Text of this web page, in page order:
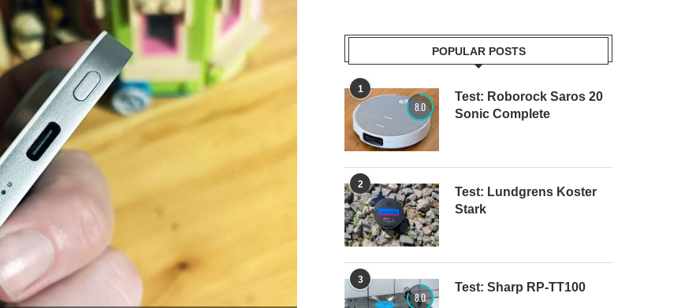
POPULAR POSTS
1
8.0
Test: Roborock Saros 20
Sonic Complete
2
Test: Lundgrens Koster
Stark
3
8.0
Test: Sharp RP-TT100